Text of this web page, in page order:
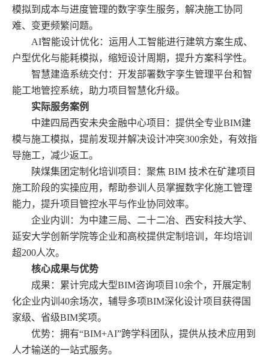
模拟到成本与进度管理的数字孪生服务，解决施工协同
难、变更频繁问题。
AI智能设计优化：运用人工智能进行建筑方案生成、
户型优化与能耗模拟，缩短设计周期，提升方案科学性。
智慧建造系统交付：开发部署数字孪生管理平台和智
能工地管控系统，助力项目智慧化升级。
实际服务案例
中建四局西安未央金融中心项目：提供全专业BIM建
模与施工模拟，提前发现并解决设计冲突300余处，有效指
导施工，减少返工。
陕煤集团定制化培训项目：聚焦 BIM 技术在矿建项目
施工阶段的实操应用，帮助参训人员掌握数字化施工管理
能力，提升项目管控水平与作业协同效率。
企业内训：为中建三局、二十二冶、西安科技大学、
延安大学创新学院等企业和高校提供定制培训，年均培训
超200人次。
核心成果与优势
成果：累计完成大型BIM咨询项目10余个，开展定制
化企业内训40余场次，辅导多项BIM深化设计项目获得国
家级、省级BIM奖项。
优势：拥有“BIM+AI”跨学科团队，提供从技术应用到
人才输送的一站式服务。